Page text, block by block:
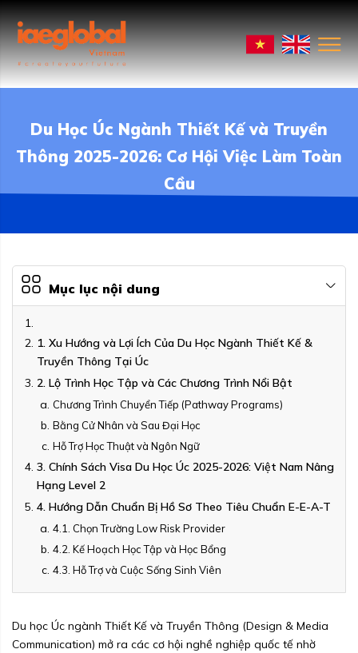
Du Học Úc Ngành Thiết Kế và Truyền
Thông 2025-2026: Cơ Hội Việc Làm Toàn
Cầu
Mục lục nội dung
1. Xu Hướng và Lợi Ích Của Du Học Ngành Thiết Kế &
Truyền Thông Tại Úc
2. Lộ Trình Học Tập và Các Chương Trình Nổi Bật
Chương Trình Chuyển Tiếp (Pathway Programs)
Bằng Cử Nhân và Sau Đại Học
Hỗ Trợ Học Thuật và Ngôn Ngữ
3. Chính Sách Visa Du Học Úc 2025-2026: Việt Nam Nâng
Hạng Level 2
4. Hướng Dẫn Chuẩn Bị Hồ Sơ Theo Tiêu Chuẩn E-E-A-T
4.1. Chọn Trường Low Risk Provider
4.2. Kế Hoạch Học Tập và Học Bổng
4.3. Hỗ Trợ và Cuộc Sống Sinh Viên
Du học Úc ngành Thiết Kế và Truyền Thông (Design & Media
Communication) mở ra các cơ hội nghề nghiệp quốc tế nhờ